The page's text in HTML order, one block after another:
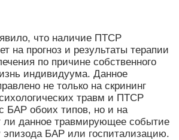
что наличие ПТСР
на прогноз и результаты терапии
по причине собственного
индивидуума. Данное
не только на скрининг
травм и ПТСР
БАР обоих типов, но и на
ли данное травмирующее событие
эпизода БАР или госпитализацию.